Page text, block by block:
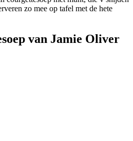
zo mee op tafel met de hete
van Jamie Oliver